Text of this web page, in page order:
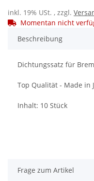
inkl. 19% USt. , zzgl.
Momentan nicht
Beschreibung
Dichtungssatz für
Top Qualität - Made in
Inhalt: 10 Stück
Frage zum Artikel